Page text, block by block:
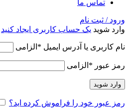
تماس ما
ورود / ثبت نام
وارد شوید یک حساب کاربری ایجاد کنید
نام کاربری یا آدرس ایمیل * الزامی
رمز عبور * الزامی
وارد شوید
رمز عبور خود را فراموش کرده اید؟